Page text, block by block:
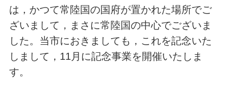
は，かつて常陸国の国府が置かれた場所でご
ざいまして，まさに常陸国の中心でございま
した。当市におきましても，これを記念いた
しまして，11月に記念事業を開催いたしま
す。